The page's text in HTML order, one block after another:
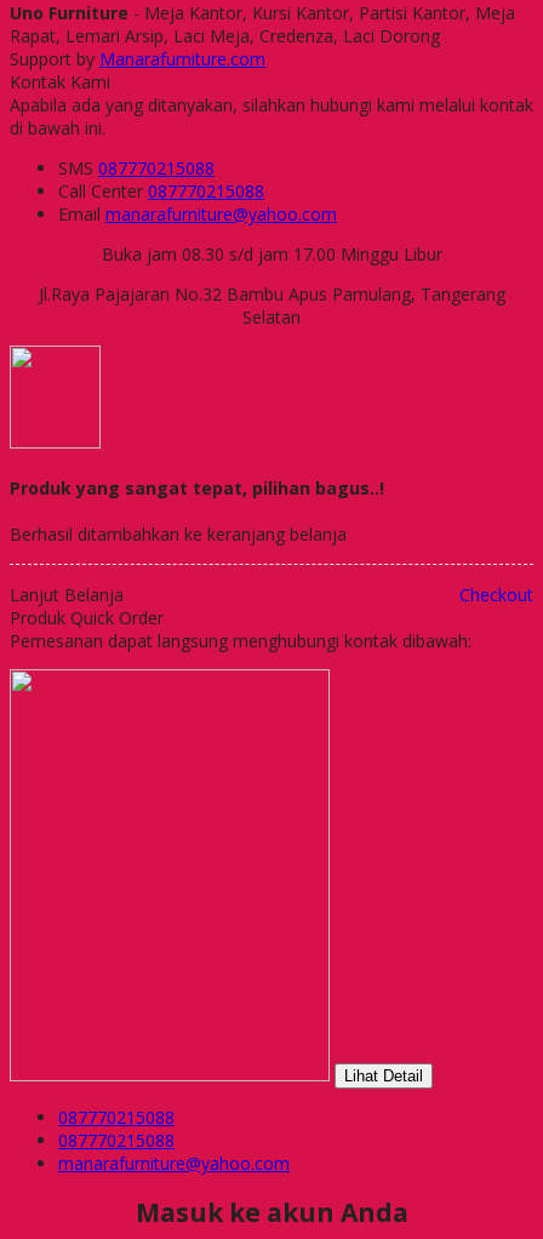
Uno Furniture - Meja Kantor, Kursi Kantor, Partisi Kantor, Meja
Rapat, Lemari Arsip, Laci Meja, Credenza, Laci Dorong
Support by Manarafurniture.com
Kontak Kami
Apabila ada yang ditanyakan, silahkan hubungi kami melalui kontak
di bawah ini.
SMS 087770215088
Call Center 087770215088
Email manarafurniture@yahoo.com
Buka jam 08.30 s/d jam 17.00 Minggu Libur
Jl.Raya Pajajaran No.32 Bambu Apus Pamulang, Tangerang
Selatan
Produk yang sangat tepat, pilihan bagus..!
Berhasil ditambahkan ke keranjang belanja
Lanjut Belanja
Checkout
Produk Quick Order
Pemesanan dapat langsung menghubungi kontak dibawah:
Lihat Detail
087770215088
087770215088
manarafurniture@yahoo.com
Masuk ke akun Anda